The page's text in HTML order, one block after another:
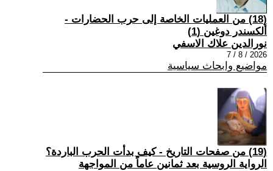
(18) من العمليات الخاصة إلى حرب الحضارات -
ألكسندر دوغين (1)
نورالدين علاك الاسفي
2026 / 8 / 7
مواضيع وابحاث سياسية
(19) من صفحات التاريخ - كيف بدأت الحرب الباردة؟
الرواية الروسية بعد ثمانين عاماً من المواجهة